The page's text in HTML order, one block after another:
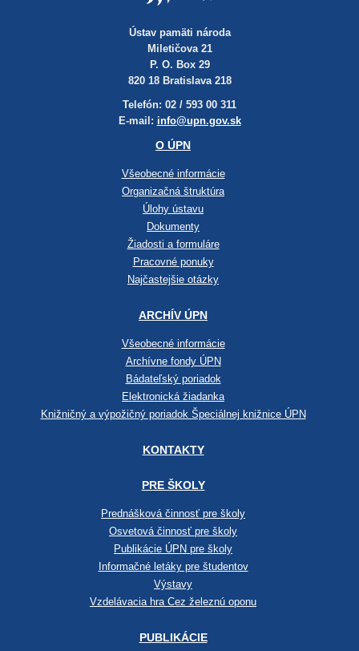
Ústav pamäti národa
Miletičova 21
P. O. Box 29
820 18 Bratislava 218
Telefón: 02 / 593 00 311
E-mail: info@upn.gov.sk
O ÚPN
Všeobecné informácie
Organizačná štruktúra
Úlohy ústavu
Dokumenty
Žiadosti a formuláre
Pracovné ponuky
Najčastejšie otázky
ARCHÍV ÚPN
Všeobecné informácie
Archívne fondy ÚPN
Bádateľský poriadok
Elektronická žiadanka
Knižničný a výpožičný poriadok Špeciálnej knižnice ÚPN
KONTAKTY
PRE ŠKOLY
Prednášková činnosť pre školy
Osvetová činnosť pre školy
Publikácie ÚPN pre školy
Informačné letáky pre študentov
Výstavy
Vzdelávacia hra Cez železnú oponu
PUBLIKÁCIE